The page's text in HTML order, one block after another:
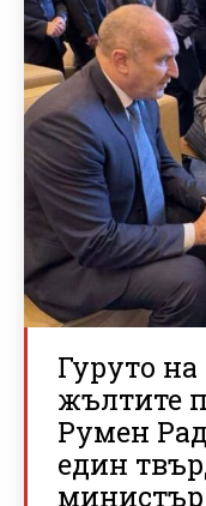
Гуруто
жълтите
Румен
един
министър